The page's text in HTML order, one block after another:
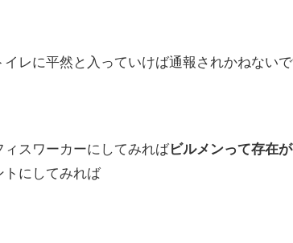
レに平然と入っていけば通報されかねないで
ィスワーカーにしてみればビルメンって存在
トにしてみれば